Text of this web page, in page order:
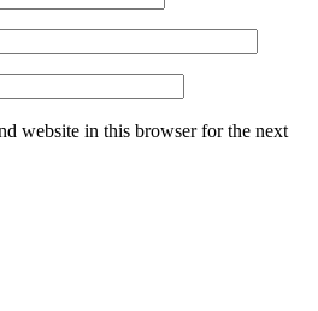
website in this browser for the next